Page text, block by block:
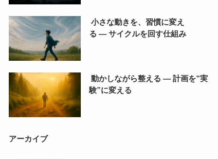
小さな動きを、習慣に変え
る ― サイクルを回す仕組み
動かしながら整える ― 計画を“実
験”に変える
アーカイブ